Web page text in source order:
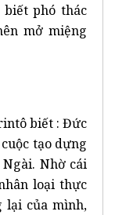
phó thác
mở miệng
biết : Đức
tạo dựng
Nhờ cái
loại thực
lại của mình,